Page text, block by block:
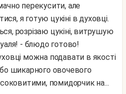
я готую цукіні в духовці.
розрізаю цукіні, витрушую
- блюдо готово!
можна подавати в якості
шикарного овочевого
соковитими, помидорчик на...